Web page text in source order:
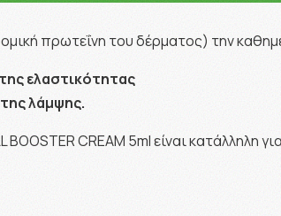
πρωτεΐνη του δέρματος) την
ελαστικότητας
λάμψης.
BOOSTER CREAM 5ml είναι κατάλληλη